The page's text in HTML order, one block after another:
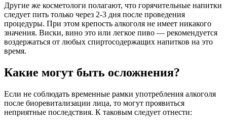
Другие же косметологи полагают, что горячительные напитки
следует пить только через 2-3 дня после проведения
процедуры. При этом крепость алкоголя не имеет никакого
значения. Виски, вино это или легкое пиво — рекомендуется
воздержаться от любых спиртосодержащих напитков на это
время.
Какие могут быть осложнения?
Если не соблюдать временные рамки употребления алкоголя
после биоревитализации лица, то могут проявиться
неприятные последствия. К таковым следует отнести: